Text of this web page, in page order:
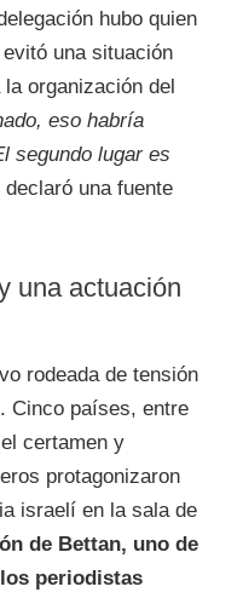
hubo quien
una situación
organización del
eso habría
segundo lugar es
declaró una fuente
una actuación
rodeada de tensión
Cinco países, entre
certamen y
protagonizaron
israelí en la sala de
de Bettan, uno de
periodistas